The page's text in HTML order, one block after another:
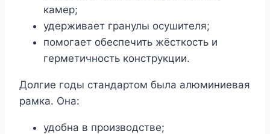
камер;
удерживает гранулы осушителя;
помогает обеспечить жёсткость и
герметичность конструкции.
Долгие годы стандартом была алюминиевая
рамка. Она:
удобна в производстве;